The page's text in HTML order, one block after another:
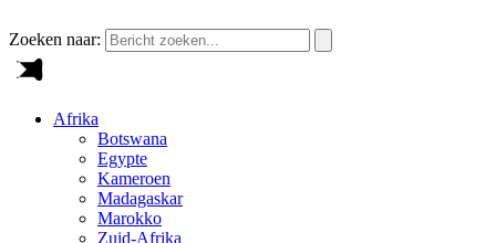
Zoeken naar:
Afrika
Botswana
Egypte
Kameroen
Madagaskar
Marokko
Zuid-Afrika